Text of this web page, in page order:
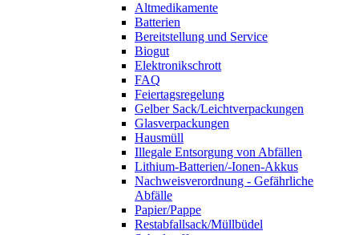
Altmedikamente
Batterien
Bereitstellung und Service
Biogut
Elektronikschrott
FAQ
Feiertagsregelung
Gelber Sack/Leichtverpackungen
Glasverpackungen
Hausmüll
Illegale Entsorgung von Abfällen
Lithium-Batterien/-Ionen-Akkus
Nachweisverordnung - Gefährliche
Abfälle
Papier/Pappe
Restabfallsack/Müllbüdel